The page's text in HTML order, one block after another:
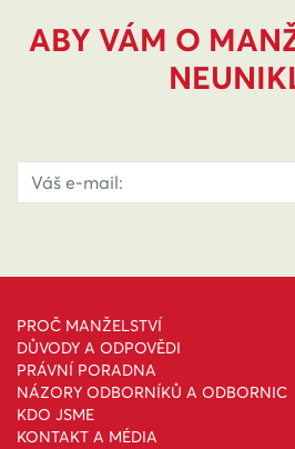
ABY VÁM O
PROČ MANŽELSTVÍ
DŮVODY A ODPOVĚDI
PRÁVNÍ PORADNA
NÁZORY ODBORNÍKŮ A ODBORNIC
KDO JSME
KONTAKT A MÉDIA